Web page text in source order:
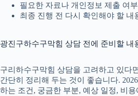
필요한 자료나 개인정보 제출 여부
최종 진행 전 다시 확인해야 할 내
광진구하수구막힘 상담 전에 준비할 내
구리하수구막힘 상담을 고려하고 있다
간단히 정리해 두는 것이 좋습니다.
하는 조건, 궁금한 부분, 예상 일정, 비